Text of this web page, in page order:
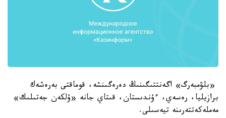
«بلۋمبەرگ» اگەنتتىگىنىڭ دەرەگىنشە، قوماقتى بەرەشەك
برازيليا، رەسەي، ءۇندىستان، قىتاي جانە «ۇلكەن جەتىلىك»
مەملەكەتتەرىنە تيەسىلى.